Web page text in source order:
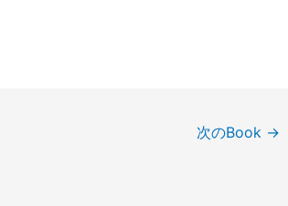
次のBook →